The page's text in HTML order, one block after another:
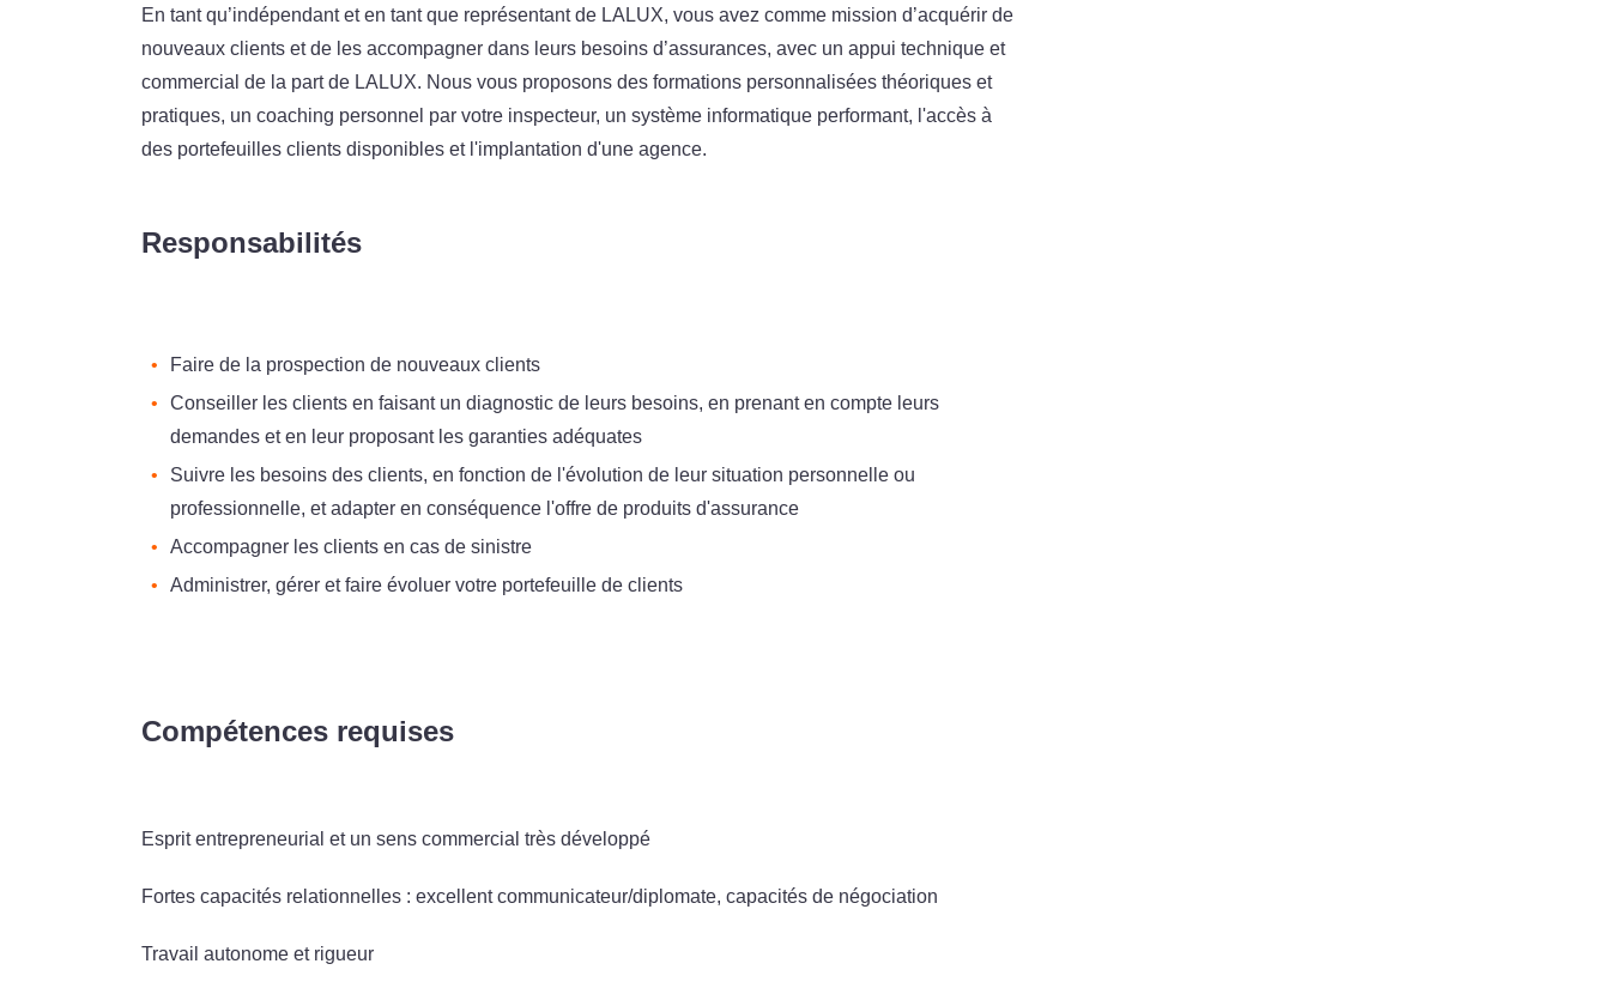
En tant qu’indépendant et en tant que représentant de LALUX, vous avez comme mission d’acquérir de
nouveaux clients et de les accompagner dans leurs besoins d’assurances, avec un appui technique et
commercial de la part de LALUX. Nous vous proposons des formations personnalisées théoriques et
pratiques, un coaching personnel par votre inspecteur, un système informatique performant, l'accès à
des portefeuilles clients disponibles et l'implantation d'une agence.
Responsabilités
Faire de la prospection de nouveaux clients
Conseiller les clients en faisant un diagnostic de leurs besoins, en prenant en compte leurs
demandes et en leur proposant les garanties adéquates
Suivre les besoins des clients, en fonction de l'évolution de leur situation personnelle ou
professionnelle, et adapter en conséquence l'offre de produits d'assurance
Accompagner les clients en cas de sinistre
Administrer, gérer et faire évoluer votre portefeuille de clients
Compétences requises
Esprit entrepreneurial et un sens commercial très développé
Fortes capacités relationnelles : excellent communicateur/diplomate, capacités de négociation
Travail autonome et rigueur